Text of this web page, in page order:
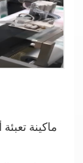
ماكينة